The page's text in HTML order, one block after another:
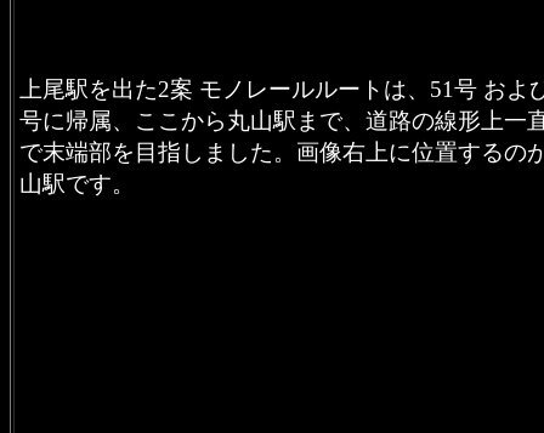
上尾駅を出た2案 モノレールルートは、51号 およ
号に帰属、ここから丸山駅まで、道路の線形上一
で末端部を目指しました。画像右上に位置するの
山駅です。